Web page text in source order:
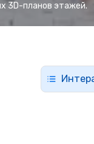
3D-планов этажей.